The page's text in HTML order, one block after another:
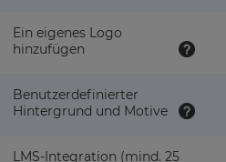
Ein eigenes Logo
hinzufügen
Benutzerdefinierter
Hintergrund und Motive
LMS-Integration (mind. 25